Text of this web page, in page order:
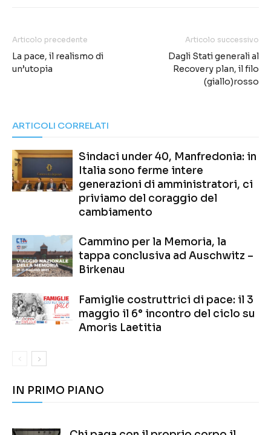
Articolo precedente
La pace, il realismo di
un’utopia
Articolo successivo
Dagli Stati generali al
Recovery plan, il filo
(giallo)rosso
ARTICOLI CORRELATI
Sindaci under 40, Manfredonia: in
Italia sono ferme intere
generazioni di amministratori, ci
priviamo del coraggio del
cambiamento
Cammino per la Memoria, la
tappa conclusiva ad Auschwitz –
Birkenau
Famiglie costruttrici di pace: il 3
maggio il 6° incontro del ciclo su
Amoris Laetitia
IN PRIMO PIANO